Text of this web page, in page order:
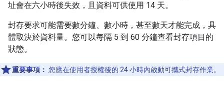
址會在六小時後失效，且資料可供使用 14 天。
封存要求可能需要數分鐘、數小時，甚至數天才能完成，具
體取決於資料量。您可以每隔 5 到 60 分鐘查看封存項目的
狀態。
重要事項： 您應在使用者授權後的 24 小時內啟動可攜式封存作業。